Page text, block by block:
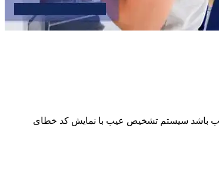
باشد سیستم تشخیص عیب با نمایش کد خطای